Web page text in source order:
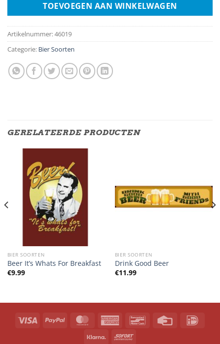
TOEVOEGEN AAN WINKELWAGEN
Artikelnummer:46019
Categorie: Bier Soorten
GERELATEERDE PRODUCTEN
BIER SOORTEN
Beer It’s Whats For Breakfast
€9.99
BIER SOORTEN
Drink Good Beer
€11.99